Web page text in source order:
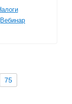
Вебинар
75